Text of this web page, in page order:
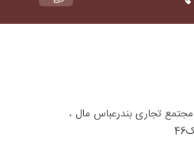
تجاری بندرعباس مال ،